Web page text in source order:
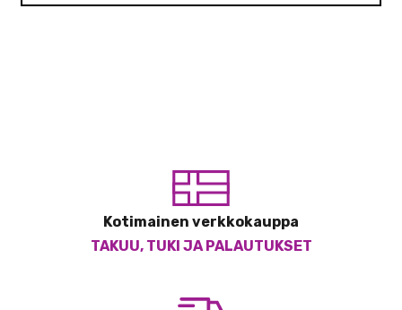
Kotimainen verkkokauppa
TAKUU, TUKI JA PALAUTUKSET